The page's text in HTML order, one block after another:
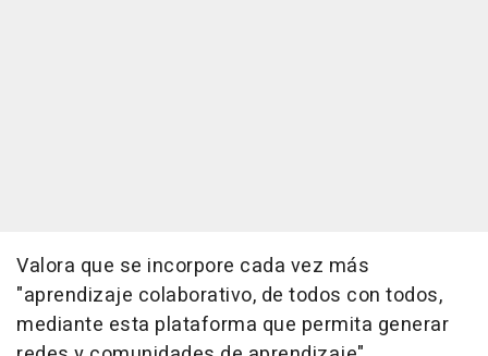
Valora que se incorpore cada vez más
"aprendizaje colaborativo, de todos con todos,
mediante esta plataforma que permita generar